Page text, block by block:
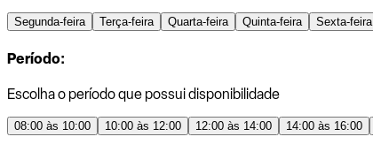
Segunda-feira Terça-feira Quarta-feira Quinta-feira Sexta-feira
Período:
Escolha o período que possui disponibilidade
08:00 às 10:00 10:00 às 12:00 12:00 às 14:00 14:00 às 16:00